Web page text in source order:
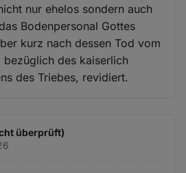
nur ehelos sondern auch
Bodenpersonal Gottes
kurz nach dessen Tod vom
bezüglich des kaiserlich
des Triebes, revidiert.
überprüft)